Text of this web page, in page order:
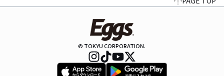
© TOKYU CORPORATION.